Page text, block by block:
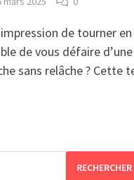
de tourner
de vous défaire
sans relâche ? Cette
RECHERCHER